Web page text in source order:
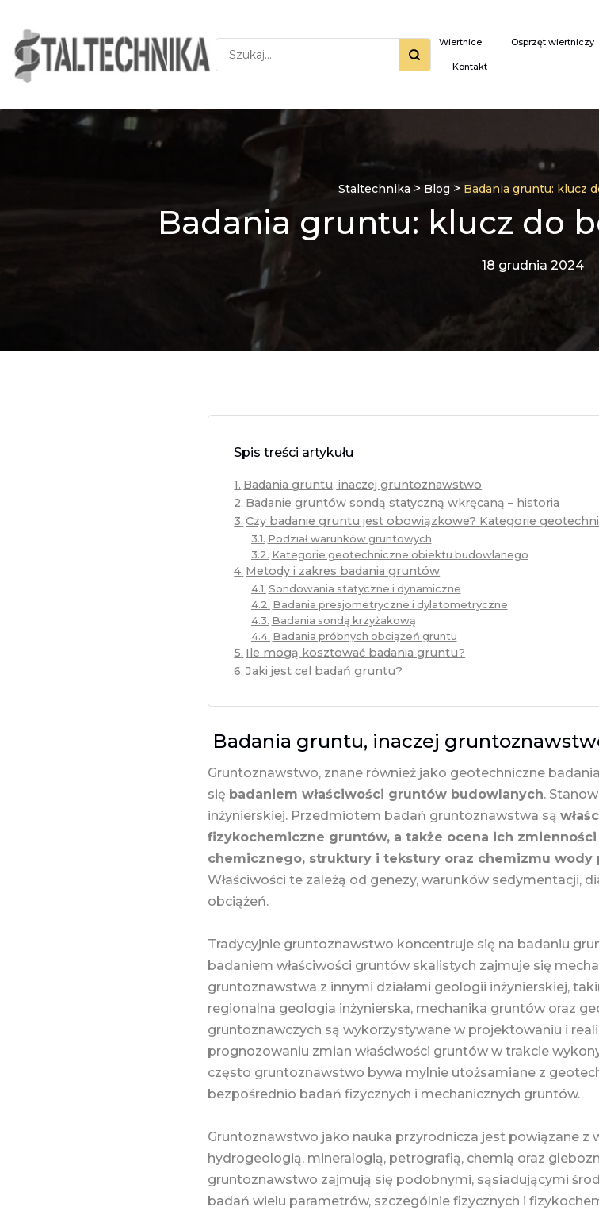
Wiertnice Osprzęt wiertniczy
Kontakt
Staltechnika> Blog > Badania gruntu: klucz
Badania gruntu: klucz do
18 grudnia 2024
Spis treści artykułu
Badania gruntu, inaczej gruntoznawstwo
Badanie gruntów sondą statyczną wkręcaną – historia
Czy badanie gruntu jest obowiązkowe? Kategorie
Podział warunków gruntowych
Kategorie geotechniczne obiektu budowlanego
Metody i zakres badania gruntów
Sondowania statyczne i dynamiczne
Badania presjometryczne i dylatometryczne
Badania sondą krzyżakową
Badania próbnych obciążeń gruntu
Ile mogą kosztować badania gruntu?
Jaki jest cel badań gruntu?
Badania gruntu, inaczej
Gruntoznawstwo, znane również jako geotechniczne
się badaniem właściwości gruntów budowlanych.
inżynierskiej. Przedmiotem badań gruntoznawstwa są
fizykochemiczne gruntów, a także ocena ich
chemicznego, struktury i tekstury oraz chemizmu
Właściwości te zależą od genezy, warunków sedymentacji,
obciążeń.
Tradycyjnie gruntoznawstwo koncentruje się na badaniu
badaniem właściwości gruntów skalistych zajmuje się
gruntoznawstwa z innymi działami geologii inżynierskiej,
regionalna geologia inżynierska, mechanika gruntów oraz
gruntoznawczych są wykorzystywane w projektowaniu i
prognozowaniu zmian właściwości gruntów w trakcie
często gruntoznawstwo bywa mylnie utożsamiane z
bezpośrednio badań fizycznych i mechanicznych gruntów.
Gruntoznawstwo jako nauka przyrodnicza jest powiązane z
hydrogeologią, mineralogią, petrografią, chemią oraz
gruntoznawstwo zajmują się podobnymi, sąsiadującymi
badań wielu parametrów, szczególnie fizycznych i